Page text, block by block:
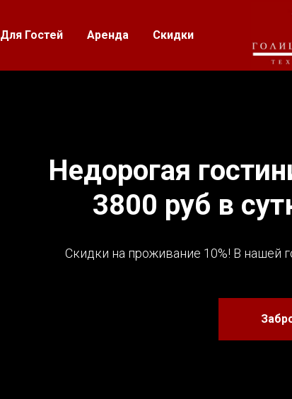
Для Гостей Аренда Скидки
Недорогая
3800 руб в
Скидки на проживание 10%! В нашей